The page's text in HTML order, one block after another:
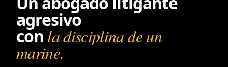
agresivo
con la disciplina de un
marine.